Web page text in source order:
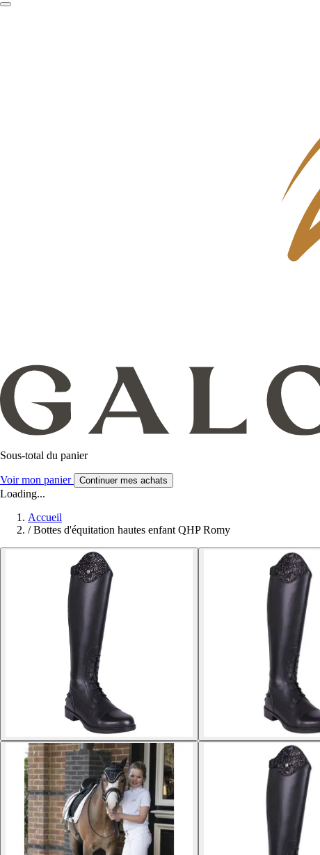
Sous-total du panier
Voir mon panier Continuer mes achats
Loading...
Accueil
/ Bottes d'équitation hautes enfant QHP Romy